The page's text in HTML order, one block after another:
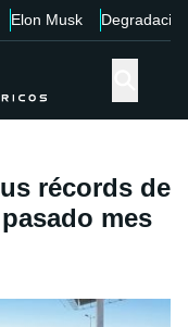
Elon Musk Degradación
récords de
mes